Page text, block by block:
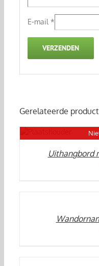
E-mail *
Gerelateerde
Uithangbord